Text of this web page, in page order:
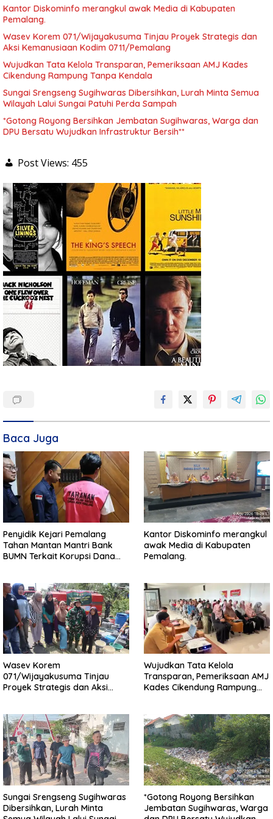
Kantor Diskominfo merangkul awak Media di Kabupaten
Pemalang.
Wasev Korem 071/Wijayakusuma Tinjau Proyek Strategis dan
Aksi Kemanusiaan Kodim 0711/Pemalang
Wujudkan Tata Kelola Transparan, Pemeriksaan AMJ Kades
Cikendung Rampung Tanpa Kendala
Sungai Srengseng Sugihwaras Dibersihkan, Lurah Minta Semua
Wilayah Lalui Sungai Patuhi Perda Sampah
*Gotong Royong Bersihkan Jembatan Sugihwaras, Warga dan
DPU Bersatu Wujudkan Infrastruktur Bersih**
Post Views: 455
Baca Juga
Penyidik Kejari Pemalang
Tahan Mantan Mantri Bank
BUMN Terkait Korupsi Dana
Kantor Diskominfo merangkul
awak Media di Kabupaten
Pemalang.
Wasev Korem
071/Wijayakusuma Tinjau
Proyek Strategis dan Aksi
Wujudkan Tata Kelola
Transparan, Pemeriksaan AMJ
Kades Cikendung Rampung
Sungai Srengseng Sugihwaras
Dibersihkan, Lurah Minta
*Gotong Royong Bersihkan
Jembatan Sugihwaras, Warga